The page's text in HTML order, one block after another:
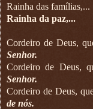
Rainha das famílias,...
Rainha da paz,...
Cordeiro de Deus,
Senhor.
Cordeiro de Deus,
Senhor.
Cordeiro de Deus,
de nós.